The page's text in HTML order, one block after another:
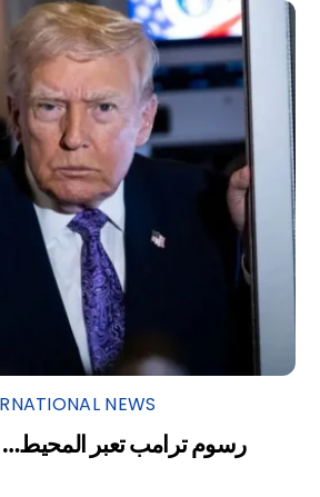
NEWS
رسوم ترامب تعبر المحيط…